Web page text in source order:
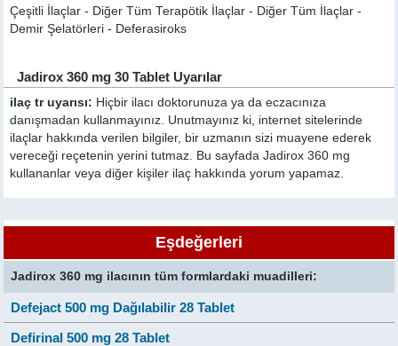
Çeşitli İlaçlar - Diğer Tüm Terapötik İlaçlar - Diğer Tüm İlaçlar -
Demir Şelatörleri - Deferasiroks
Jadirox 360 mg 30 Tablet Uyarılar
ilaç tr uyarısı: Hiçbir ilacı doktorunuza ya da eczacınıza
danışmadan kullanmayınız. Unutmayınız ki, internet sitelerinde
ilaçlar hakkında verilen bilgiler, bir uzmanın sizi muayene ederek
vereceği reçetenin yerini tutmaz. Bu sayfada Jadirox 360 mg
kullananlar veya diğer kişiler ilaç hakkında yorum yapamaz.
Eşdeğerleri
Jadirox 360 mg ilacının tüm formlardaki muadilleri:
Defejact 500 mg Dağılabilir 28 Tablet
Defirinal 500 mg 28 Tablet